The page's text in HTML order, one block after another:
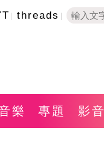
threads
樂 專題 影音